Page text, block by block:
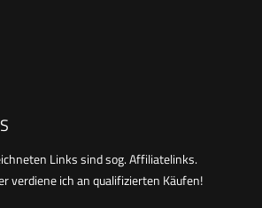
Metall Rasen Sprenger
Links sind sog. Affiliatelinks.
verdiene ich an qualifizierten Käufen!